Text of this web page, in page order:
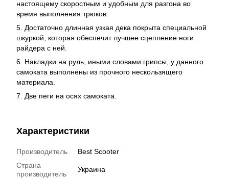
настоящему скоростным и удобным для разгона во
время выполнения трюков.
5. Достаточно длинная узкая дека покрыта специальной
шкуркой, которая обеспечит лучшее сцепление ноги
райдера с ней.
6. Накладки на руль, иными словами грипсы, у данного
самоката выполнены из прочного нескользящего
материала.
7. Две пеги на осях самоката.
Характеристики
Производитель
Best Scooter
Страна
производитель
Украина